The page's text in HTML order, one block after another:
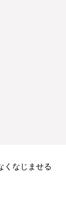
くなじませる